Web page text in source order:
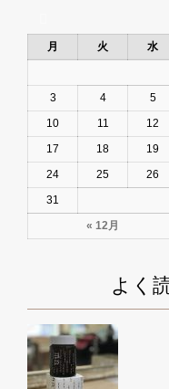
月 火 水
« 12月
3
4 5
10
11 12
17
18 19
24
25 26
31
よく